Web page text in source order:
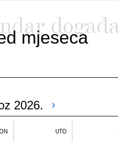
mjeseca
2026.
UTO